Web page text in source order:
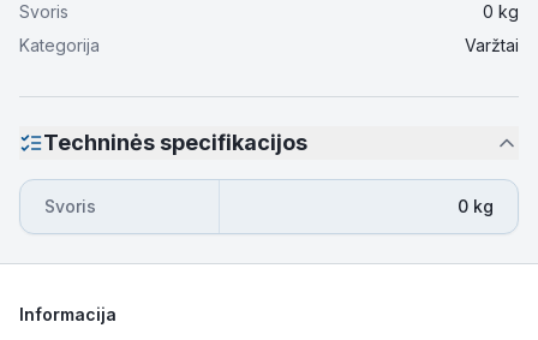
Svoris 0 kg
Kategorija
Varžtai
Techninės specifikacijos
Svoris 0 kg
Informacija